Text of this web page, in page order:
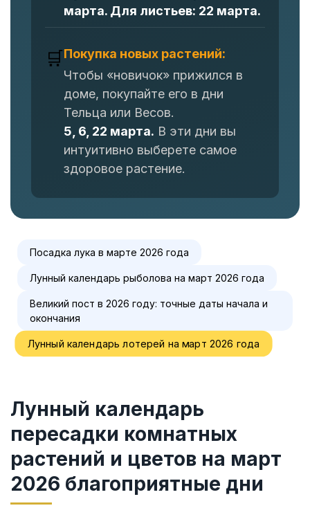
марта. Для листьев: 22 марта.
🛒Покупка новых растений:
Чтобы «новичок» прижился в
доме, покупайте его в дни
Тельца или Весов.
5, 6, 22 марта. В эти дни вы
интуитивно выберете самое
здоровое растение.
Посадка лука в марте 2026 года
Лунный календарь рыболова на март 2026 года
Великий пост в 2026 году: точные даты начала и
окончания
Лунный календарь лотерей на март 2026 года
Лунный календарь
пересадки комнатных
растений и цветов на март
2026 благоприятные дни